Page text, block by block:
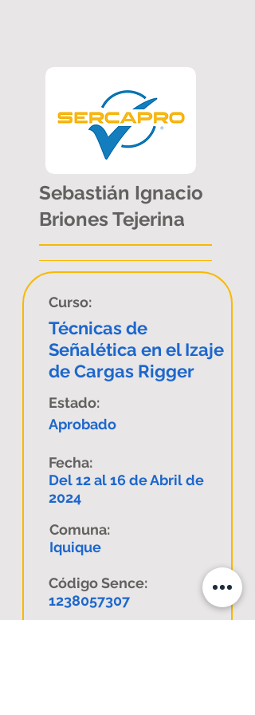
Sebastián Ignacio
Briones Tejerina
Curso:
Técnicas de
Señalética en el Izaje
de Cargas Rigger
Estado:
Aprobado
Fecha:
Del 12 al 16 de Abril de
2024
Comuna:
Iquique
Código Sence:
1238057307